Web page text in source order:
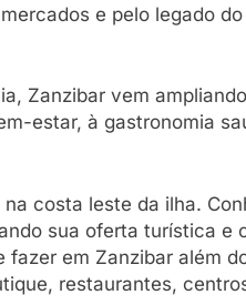
e pelo legado
Zanzibar vem
estar, à gastronomia
costa leste da ilha.
sua oferta turística e
em Zanzibar além
restaurantes,